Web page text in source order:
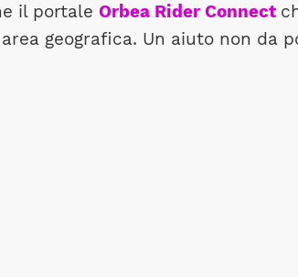
il portale Orbea Rider Connect
geografica. Un aiuto non da